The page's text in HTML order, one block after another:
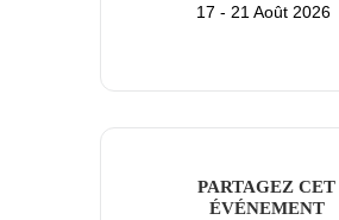
17 - 21 Août 2026
PARTAGEZ CET
ÉVÉNEMENT